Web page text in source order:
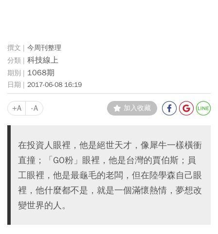
今周刊整理
科技線上
1068期
2017-06-08 16:19
+A -A 加入收藏
在投資人眼裡，他是絕世天才，像犀牛一樣橫衝
直撞；「GO粉」眼裡，他是台灣的賈伯斯；員
工眼裡，他是最龜毛的老闆，但在陸學森自己眼
裡，他什麼都不是，就是一個滿懷熱情，夢想改
變世界的人。